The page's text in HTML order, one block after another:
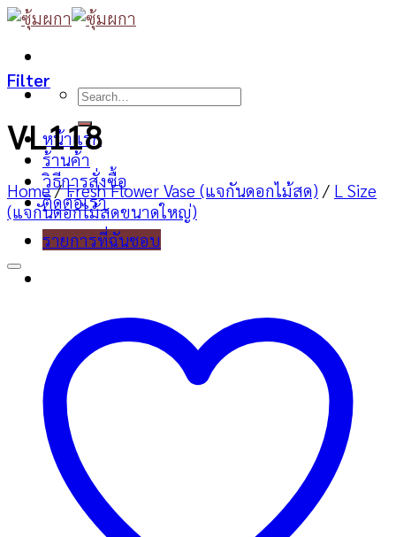
Skip
content
Search
หน้าแรก
ร้านค้า
วิธีการสั่งซื้อ
ติดต่อเรา
รายการที่ฉันชอบ
Filter
VL118
Home / Fresh Flower Vase (แจกันดอกไม้สด) / L Size
(แจกันดอกไม้สดขนาดใหญ่)